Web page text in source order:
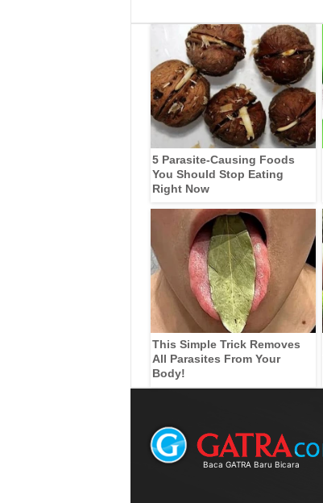
5 Parasite-Causing Foods
You Should Stop Eating
Right Now
This Simple Trick Removes
All Parasites From Your
Body!
Baca GATRA Baru Bicara